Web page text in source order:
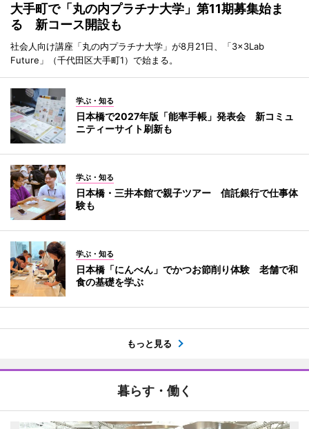
大手町で「丸の内プラチナ大学」第11期募集始ま
る 新コース開設も
社会人向け講座「丸の内プラチナ大学」が8月21日、「3×3Lab
Future」（千代田区大手町1）で始まる。
学ぶ・知る
日本橋で2027年版「能率手帳」発表会 新コミュ
ニティーサイト刷新も
学ぶ・知る
日本橋・三井本館で親子ツアー 信託銀行で仕事体
験も
学ぶ・知る
日本橋「にんべん」でかつお節削り体験 老舗で和
食の基礎を学ぶ
もっと見る
暮らす・働く